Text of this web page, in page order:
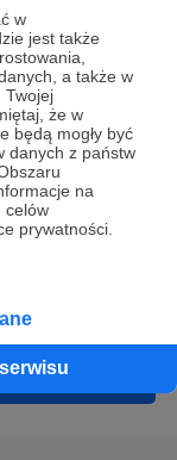
w
jest także
a także w
Twojej
że w
będą mogły być
danych z państw
na
celów
prywatności.
danych
w celu
ta może zostać
dalej